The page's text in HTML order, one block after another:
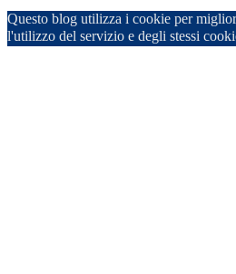
Questo blog utilizza i cookie per
l'utilizzo del servizio e degli stessi